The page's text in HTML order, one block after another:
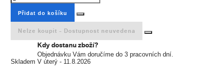
Přidat do košíku
Nelze koupit - Dostupnost neuvedena
Skladem
Kdy dostanu zboží?
Objednávku Vám doručíme do 3 pracovních dní.
V úterý - 11.8.2026